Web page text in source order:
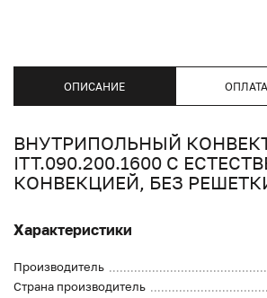
ОПИСАНИЕ
ВНУТРИПОЛЬНЫЙ
ITT.090.200.1600 С
КОНВЕКЦИЕЙ, БЕЗ
Характеристики
Производитель
Страна производитель